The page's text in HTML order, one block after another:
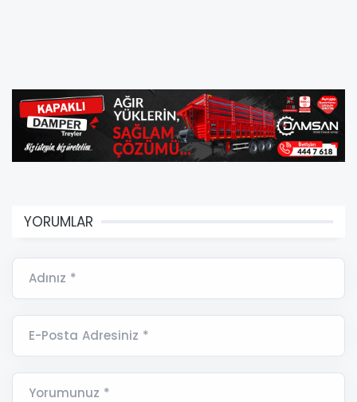
YORUMLAR
Adınız *
E-Posta Adresiniz *
Yorumunuz *